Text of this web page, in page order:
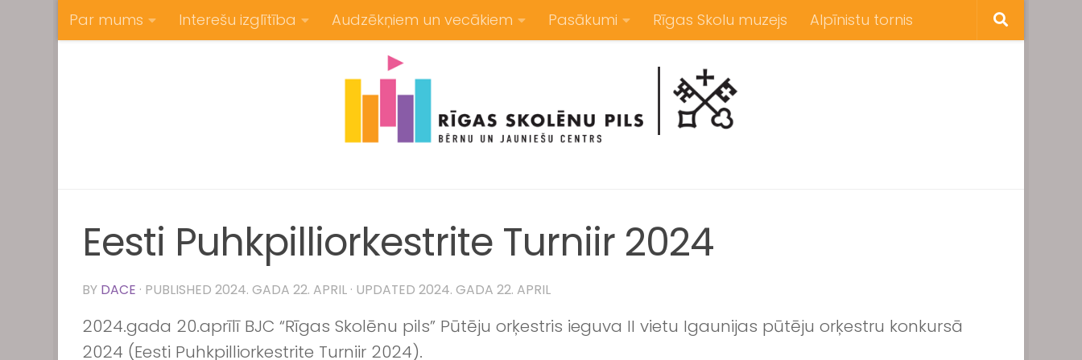
Skip to content
Par mums Interešu izglītība Audzēkņiem un vecākiem Pasākumi Rīgas Skolu muzejs Alpīnistu tornis
Eesti Puhkpilliorkestrite Turniir 2024
BY DACE · PUBLISHED 2024. GADA 22. APRIL · UPDATED 2024. GADA 22. APRIL
2024.gada 20.aprīlī BJC “Rīgas Skolēnu pils” Pūtēju orķestris ieguva II vietu Igaunijas pūtēju orķestru konkursā
2024 (Eesti Puhkpilliorkestrite Turniir 2024).